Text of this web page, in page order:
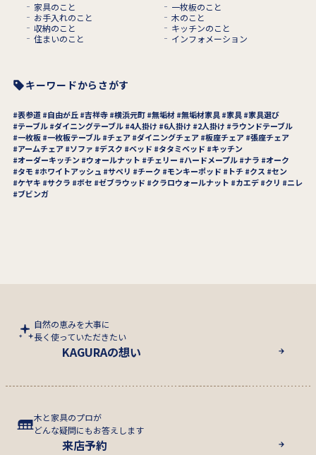
家具のこと
一枚板のこと
お手入れのこと
木のこと
収納のこと
キッチンのこと
住まいのこと
インフォメーション
キーワードからさがす
表参道 自由が丘 吉祥寺 横浜元町 無垢材 無垢材家具 家具 家具選び
テーブル ダイニングテーブル 4人掛け 6人掛け 2人掛け
ラウンドテーブル
一枚板 一枚板テーブル チェア ダイニングチェア 板座チェア 張座チェア
アームチェア
ソファ デスク ベッド タタミベッド
キッチン
オーダーキッチン
ウォールナット チェリー ハードメープル ナラ
オーク
タモ
ホワイトアッシュ サペリ チーク モンキーポッド トチ クス
セン
ケヤキ
サクラ ボセ ゼブラウッド クラロウォールナット カエデ クリ
ニレ
ブビンガ
自然の恵みを大事に
長く使っていただきたい
KAGURAの想い
木と家具のプロが
どんな疑問にもお答えします
来店予約